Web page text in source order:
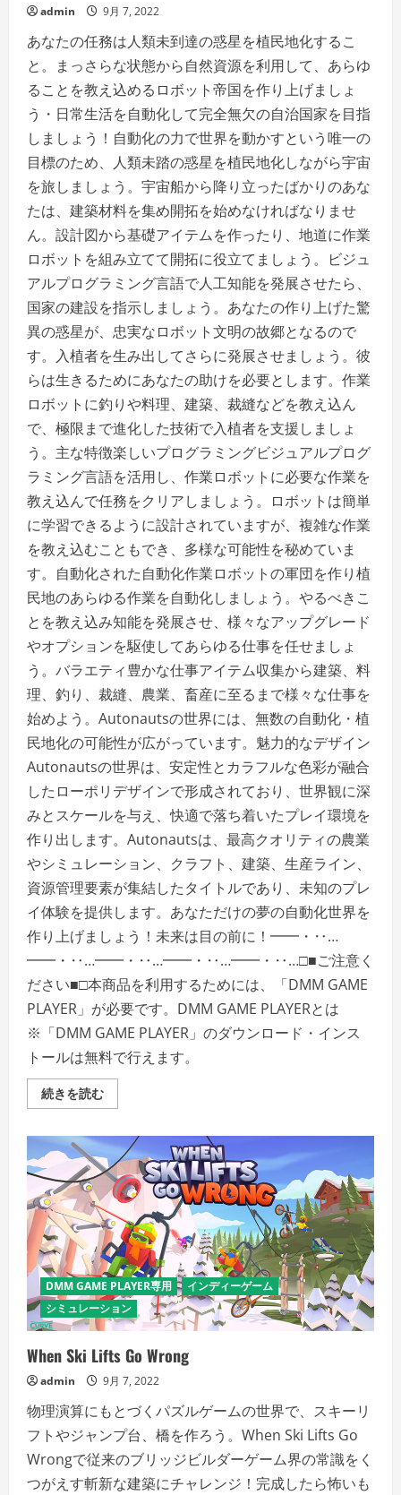
admin 9月 7, 2022
あなたの任務は人類未到達の惑星を植民地化するこ
と。まっさらな状態から自然資源を利用して、あらゆ
ることを教え込めるロボット帝国を作り上げましょ
う・日常生活を自動化して完全無欠の自治国家を目指
しましょう！自動化の力で世界を動かすという唯一の
目標のため、人類未踏の惑星を植民地化しながら宇宙
を旅しましょう。宇宙船から降り立ったばかりのあな
たは、建築材料を集め開拓を始めなければなりませ
ん。設計図から基礎アイテムを作ったり、地道に作業
ロボットを組み立てて開拓に役立てましょう。ビジュ
アルプログラミング言語で人工知能を発展させたら、
国家の建設を指示しましょう。あなたの作り上げた驚
異の惑星が、忠実なロボット文明の故郷となるので
す。入植者を生み出してさらに発展させましょう。彼
らは生きるためにあなたの助けを必要とします。作業
ロボットに釣りや料理、建築、裁縫などを教え込ん
で、極限まで進化した技術で入植者を支援しましょ
う。主な特徴楽しいプログラミングビジュアルプログ
ラミング言語を活用し、作業ロボットに必要な作業を
教え込んで任務をクリアしましょう。ロボットは簡単
に学習できるように設計されていますが、複雑な作業
を教え込むこともでき、多様な可能性を秘めていま
す。自動化された自動化作業ロボットの軍団を作り植
民地のあらゆる作業を自動化しましょう。やるべきこ
とを教え込み知能を発展させ、様々なアップグレード
やオプションを駆使してあらゆる仕事を任せましょ
う。バラエティ豊かな仕事アイテム収集から建築、料
理、釣り、裁縫、農業、畜産に至るまで様々な仕事を
始めよう。Autonautsの世界には、無数の自動化・植
民地化の可能性が広がっています。魅力的なデザイン
Autonautsの世界は、安定性とカラフルな色彩が融合
したローポリデザインで形成されており、世界観に深
みとスケールを与え、快適で落ち着いたプレイ環境を
作り出します。Autonautsは、最高クオリティの農業
やシミュレーション、クラフト、建築、生産ライン、
資源管理要素が集結したタイトルであり、未知のプレ
イ体験を提供します。あなただけの夢の自動化世界を
作り上げましょう！未来は目の前に！━━・‥…
━━・‥…━━・‥…━━・‥…━━・‥…□■ご注意く
ださい■□本商品を利用するためには、「DMM GAME
PLAYER」が必要です。DMM GAME PLAYERとは
※「DMM GAME PLAYER」のダウンロード・インス
トールは無料で行えます。
続きを読むAutonauts
の
を
ご
覧
く
だ
さ
い
DMM GAME PLAYER専用
インディーゲーム
シミュレーション
When Ski Lifts Go Wrong
admin 9月 7, 2022
物理演算にもとづくパズルゲームの世界で、スキーリ
フトやジャンプ台、橋を作ろう。When Ski Lifts Go
Wrongで従来のブリッジビルダーゲーム界の常識をく
つがえす斬新な建築にチャレンジ！完成したら怖いも